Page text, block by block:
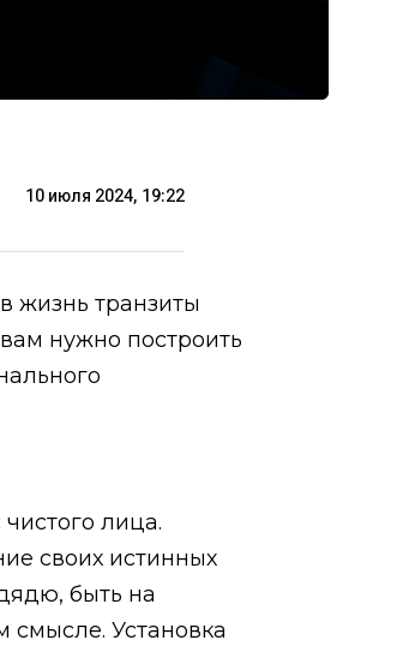
10 июля 2024, 19:22
жизнь транзиты
нужно построить
лица.
своих истинных
быть на
смысле. Установка